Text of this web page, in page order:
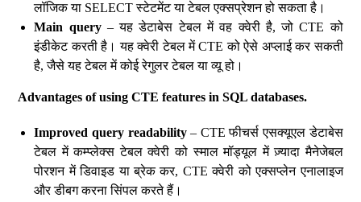
लॉजिक या SELECT स्टेटमेंट या टेबल एक्सप्रेशन हो सकता है।
Main query– यह डेटाबेस टेबल में वह क्वेरी है, जो CTE को
इंडीकेट करती है। यह क्वेरी टेबल में CTE को ऐसे अप्लाई कर सकती
है, जैसे यह टेबल में कोई रेगुलर टेबल या व्यू हो।
Advantages of using CTE features in SQL databases.
Improved query readability– CTE फीचर्स एसक्यूएल डेटाबेस
टेबल में कम्प्लेक्स टेबल क्वेरी को स्माल मॉड्यूल में ज़्यादा मैनेजेबल
पोरशन में डिवाइड या ब्रेक कर, CTE क्वेरी को एक्सप्लेन एनालाइज
और डीबग करना सिंपल करते हैं।